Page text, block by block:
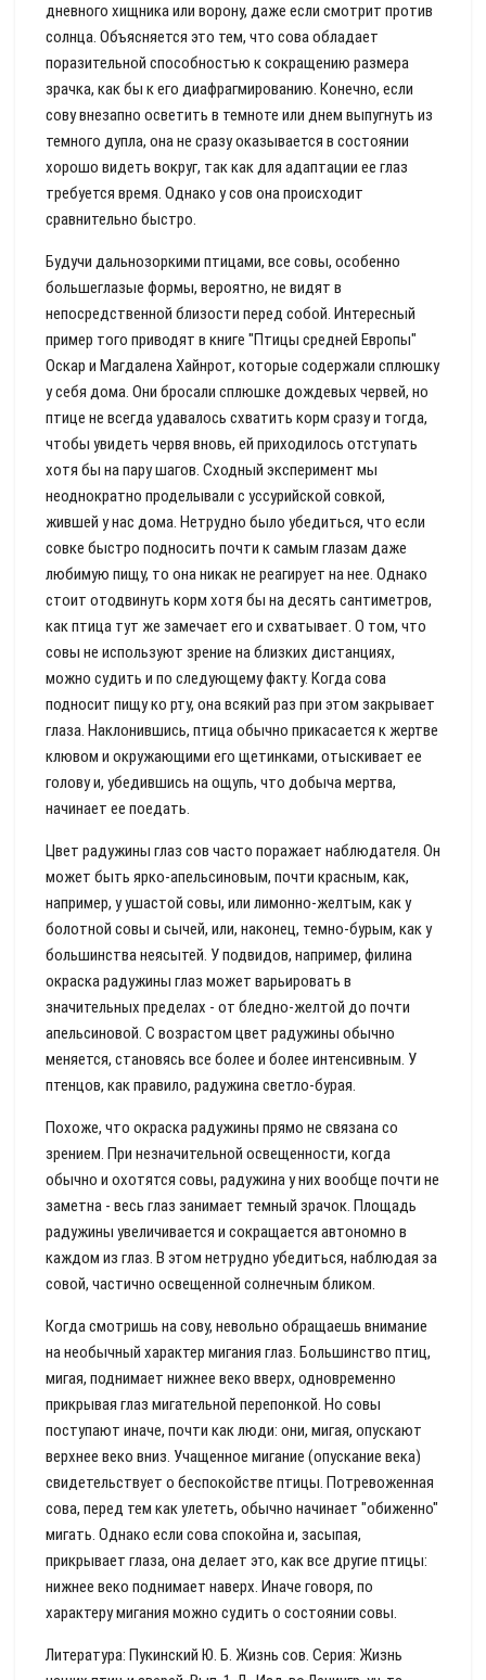
дневного хищника или ворону, даже если смотрит против
солнца. Объясняется это тем, что сова обладает
поразительной способностью к сокращению размера
зрачка, как бы к его диафрагмированию. Конечно, если
сову внезапно осветить в темноте или днем выпугнуть из
темного дупла, она не сразу оказывается в состоянии
хорошо видеть вокруг, так как для адаптации ее глаз
требуется время. Однако у сов она происходит
сравнительно быстро.
Будучи дальнозоркими птицами, все совы, особенно
большеглазые формы, вероятно, не видят в
непосредственной близости перед собой. Интересный
пример того приводят в книге "Птицы средней Европы"
Оскар и Магдалена Хайнрот, которые содержали сплюшку
у себя дома. Они бросали сплюшке дождевых червей, но
птице не всегда удавалось схватить корм сразу и тогда,
чтобы увидеть червя вновь, ей приходилось отступать
хотя бы на пару шагов. Сходный эксперимент мы
неоднократно проделывали с уссурийской совкой,
жившей у нас дома. Нетрудно было убедиться, что если
совке быстро подносить почти к самым глазам даже
любимую пищу, то она никак не реагирует на нее. Однако
стоит отодвинуть корм хотя бы на десять сантиметров,
как птица тут же замечает его и схватывает. О том, что
совы не используют зрение на близких дистанциях,
можно судить и по следующему факту. Когда сова
подносит пищу ко рту, она всякий раз при этом закрывает
глаза. Наклонившись, птица обычно прикасается к жертве
клювом и окружающими его щетинками, отыскивает ее
голову и, убедившись на ощупь, что добыча мертва,
начинает ее поедать.
Цвет радужины глаз сов часто поражает наблюдателя. Он
может быть ярко-апельсиновым, почти красным, как,
например, у ушастой совы, или лимонно-желтым, как у
болотной совы и сычей, или, наконец, темно-бурым, как у
большинства неясытей. У подвидов, например, филина
окраска радужины глаз может варьировать в
значительных пределах - от бледно-желтой до почти
апельсиновой. С возрастом цвет радужины обычно
меняется, становясь все более и более интенсивным. У
птенцов, как правило, радужина светло-бурая.
Похоже, что окраска радужины прямо не связана со
зрением. При незначительной освещенности, когда
обычно и охотятся совы, радужина у них вообще почти не
заметна - весь глаз занимает темный зрачок. Площадь
радужины увеличивается и сокращается автономно в
каждом из глаз. В этом нетрудно убедиться, наблюдая за
совой, частично освещенной солнечным бликом.
Когда смотришь на сову, невольно обращаешь внимание
на необычный характер мигания глаз. Большинство птиц,
мигая, поднимает нижнее веко вверх, одновременно
прикрывая глаз мигательной перепонкой. Но совы
поступают иначе, почти как люди: они, мигая, опускают
верхнее веко вниз. Учащенное мигание (опускание века)
свидетельствует о беспокойстве птицы. Потревоженная
сова, перед тем как улететь, обычно начинает "обиженно"
мигать. Однако если сова спокойна и, засыпая,
прикрывает глаза, она делает это, как все другие птицы:
нижнее веко поднимает наверх. Иначе говоря, по
характеру мигания можно судить о состоянии совы.
Литература: Пукинский Ю. Б. Жизнь сов. Серия: Жизнь